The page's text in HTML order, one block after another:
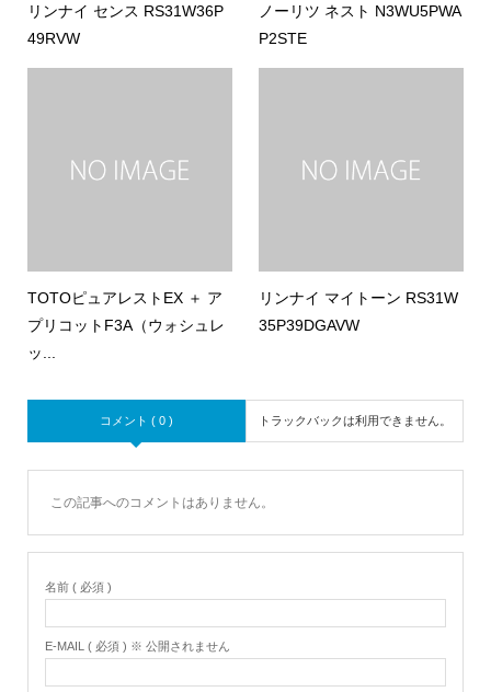
リンナイ センス RS31W36P
49RVW
ノーリツ ネスト N3WU5PWA
P2STE
TOTOピュアレストEX ＋ ア
プリコットF3A（ウォシュレ
ッ...
リンナイ マイトーン RS31W
35P39DGAVW
コメント ( 0 ) トラックバックは利用できません。
この記事へのコメントはありません。
名前 ( 必須 )
E-MAIL ( 必須 ) ※ 公開されません